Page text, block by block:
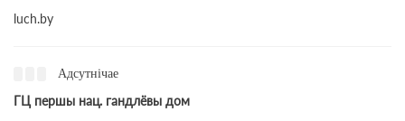
luch.by
Адсутнічае
ГЦ першы нац. гандлёвы дом